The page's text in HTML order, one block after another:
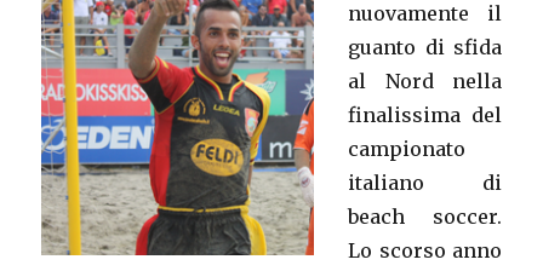
nuovamente il
guanto di sfida
al Nord nella
finalissima del
campionato
italiano di
beach soccer.
Lo scorso anno